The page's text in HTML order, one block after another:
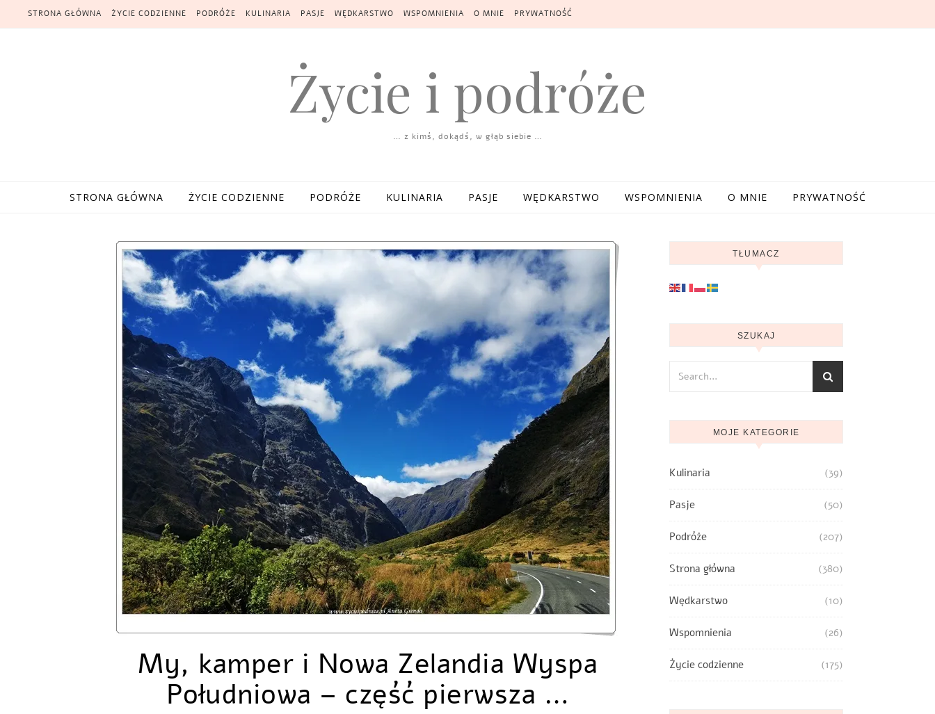
Skip to content
STRONA GŁÓWNA ŻYCIE CODZIENNE PODRÓŻE KULINARIA PASJE WĘDKARSTWO WSPOMNIENIA O MNIE PRYWATNOŚĆ
Życie i podróże
… z kimś, dokądś, w głąb siebie …
STRONA GŁÓWNA ŻYCIE CODZIENNE PODRÓŻE KULINARIA PASJE WĘDKARSTWO WSPOMNIENIA O MNIE PRYWATNOŚĆ
My, kamper i Nowa Zelandia Wyspa
Południowa – część pierwsza …
TŁUMACZ
SZUKAJ
MOJE KATEGORIE
Kulinaria (39)
Pasje (50)
Podróże (207)
Strona główna (380)
Wędkarstwo (10)
Wspomnienia (26)
Życie codzienne (175)